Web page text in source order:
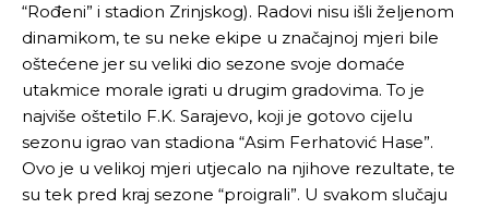
“Rođeni” i stadion Zrinjskog). Radovi nisu išli željenom
dinamikom, te su neke ekipe u značajnoj mjeri bile
oštećene jer su veliki dio sezone svoje domaće
utakmice morale igrati u drugim gradovima. To je
najviše oštetilo F.K. Sarajevo, koji je gotovo cijelu
sezonu igrao van stadiona “Asim Ferhatović Hase”.
Ovo je u velikoj mjeri utjecalo na njihove rezultate, te
su tek pred kraj sezone “proigrali”. U svakom slučaju